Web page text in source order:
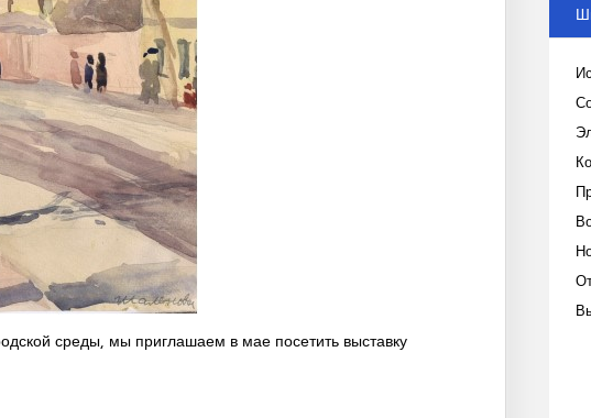
среды, мы приглашаем в мае посетить выставку